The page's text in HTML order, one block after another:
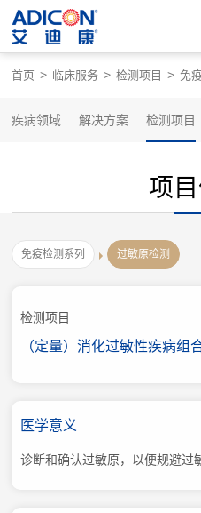
首页 > 临床服务 > 检测项目 > 免
疾病领域 解决方案 检测项目
项
免疫检测系列 过敏原检测
检测项目
（定量）消化过敏性疾病组
医学意义
诊断和确认过敏原，以便规避过